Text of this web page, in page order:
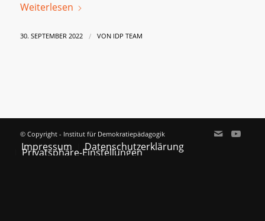
Weiterlesen
30. SEPTEMBER 2022 / VON IDP TEAM
© Copyright - Institut für Demokratiepädagogik
Impressum Datenschutzerklärung
Privatsphäre-Einstellungen